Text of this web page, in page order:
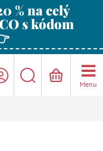
% na celý
s kódom
Menu